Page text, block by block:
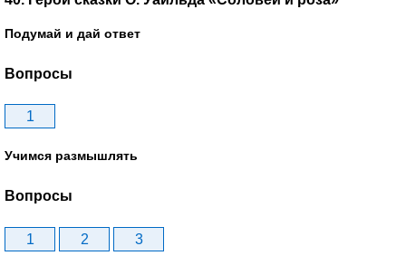
Подумай и дай ответ
Вопросы
1
Учимся размышлять
Вопросы
1 2 3